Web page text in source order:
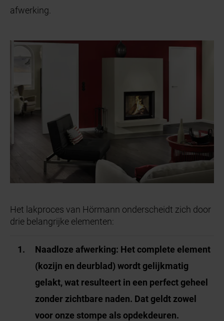
afwerking.
Het lakproces van Hörmann onderscheidt zich door
drie belangrijke elementen:
Naadloze afwerking: Het complete element
(kozijn en deurblad) wordt gelijkmatig
gelakt, wat resulteert in een perfect geheel
zonder zichtbare naden. Dat geldt zowel
voor onze stompe als opdekdeuren.